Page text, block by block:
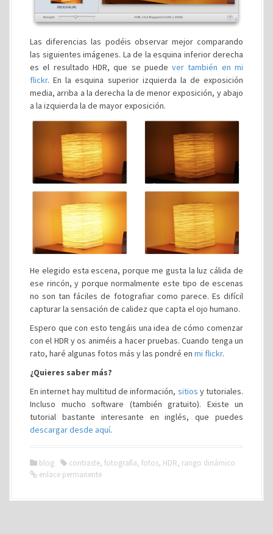
Las diferencias las podéis observar mejor comparando
las siguientes imágenes. La de la esquina inferior derecha
es el resultado HDR, que se puedever también en mi
flickr. En la esquina superior izquierda la de exposición
media, arriba a la derecha la de menor exposición, y abajo
a la izquierda la de mayor exposición.
He elegido esta escena, porque me gusta la luz cálida de
ese rincón, y porque normalmente este tipo de escenas
no son tan fáciles de fotografiar como parece. Es difícil
capturar la sensación de calidez que capta el ojo humano.
Espero que con esto tengáis una idea de cómo comenzar
con el HDR y os animéis a hacer pruebas. Cuando tenga un
rato, haré algunas fotos más y las pondré en mi flickr.
¿Quieres saber más?
En internet hay multitud de información, sitios y tutoriales.
Incluso mucho software (también gratuito). Existe un
tutorial bastante interesante en inglés, que puedes
descargar desde aquí.
blog contraste, fotografía, fotos, HDR, rango dinámico
enlace permanente